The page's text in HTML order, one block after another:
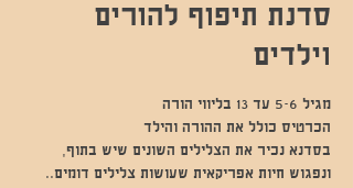
סדנת תיפוף להורים
וילדים
בסדנא נכיר את הצלילים השונים שיש בתוף,